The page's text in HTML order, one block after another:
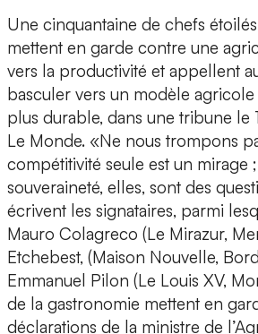
Une cinquantaine de chefs
mettent en garde contre une
vers la productivité et appellent
basculer vers un modèle
plus durable, dans une tribune le
Le Monde. «Ne nous trompons
compétitivité seule est un mirage
souveraineté, elles, sont des
écrivent les signataires, parmi
Mauro Colagreco (Le Mirazur,
Etchebest, (Maison Nouvelle,
Emmanuel Pilon (Le Louis XV,
de la gastronomie mettent en
déclarations de la ministre de